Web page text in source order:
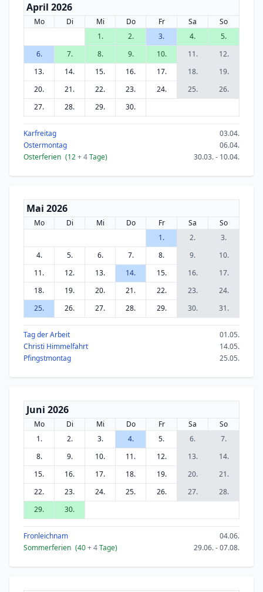
April 2026
Mo Di Mi Do Fr Sa
So
1.
2. 3. 4.
5.
6.
7. 8. 9. 10. 11.
12.
13.
14. 15. 16. 17. 18.
19.
20.
21. 22. 23. 24. 25.
26.
27.
28. 29. 30.
Karfreitag
03.04.
Ostermontag
06.04.
Osterferien (12+ 4Tage) 30.03. - 10.04.
Mai 2026
Mo Di Mi Do Fr Sa
So
1.
2.
3.
4.
5. 6. 7. 8. 9.
10.
11.
12. 13. 14. 15. 16.
17.
18.
19. 20. 21. 22. 23.
24.
25.
26. 27. 28. 29. 30. 31.
Tag der Arbeit
01.05.
Christi Himmelfahrt
14.05.
Pfingstmontag
25.05.
Juni 2026
Mo Di Mi Do Fr Sa
So
1.
2. 3. 4. 5. 6.
7.
8.
9. 10. 11. 12. 13.
14.
15.
16. 17. 18. 19. 20.
21.
22.
23. 24. 25. 26. 27.
28.
29.
30.
Fronleichnam
04.06.
Sommerferien (40+ 4Tage) 29.06. - 07.08.